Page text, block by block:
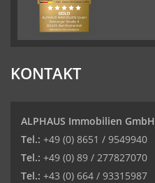
KONTAKT
ALPHAUS Immobilien GmbH
Tel.: +49 (0) 8651 / 9549940
Tel.: +49 (0) 89 / 277827070
Tel.: +43 (0) 664 / 93315987